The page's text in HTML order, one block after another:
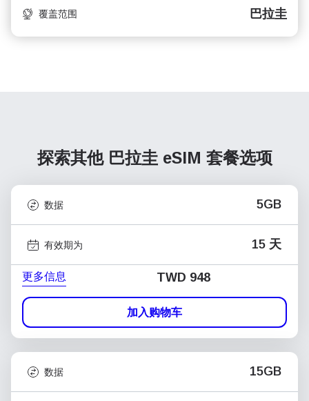
覆盖范围 巴拉圭
探索其他 巴拉圭 eSIM 套餐选项
数据 5GB
有效期为 15 天
更多信息 TWD 948
加入购物车
数据 15GB